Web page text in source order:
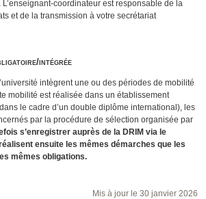
coordinateur est responsable de la
et de la transmission à votre secrétariat
intégrée
intègrent une ou des périodes de mobilité
mobilité est réalisée dans un établissement
le cadre d’un double diplôme international), les
par la procédure de sélection organisée par
s’enregistrer auprès de la DRIM via le
ensuite les mêmes démarches que les
mêmes obligations.
Mis à jour le 30 janvier 2026